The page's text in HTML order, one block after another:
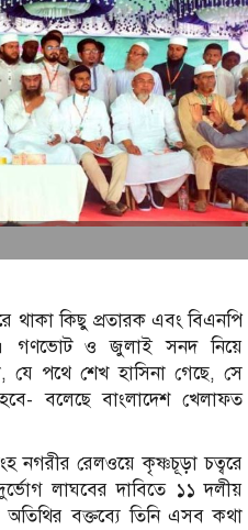
থাকা কিছু প্রতারক এবং বিএনপি
গণভোট ও জুলাই সনদ নিয়ে
যে পথে শেখ হাসিনা গেছে, সে
বলেছে বাংলাদেশ খেলাফত
নগরীর রেলওয়ে কৃষ্ণচূড়া চত্বরে
লাঘবের দাবিতে ১১ দলীয়
অতিথির বক্তব্যে তিনি এসব কথা